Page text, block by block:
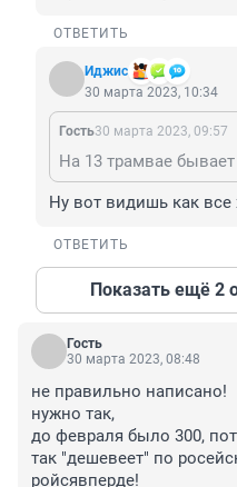
ОТВЕТИТЬ
Иджис
30 марта 2023, 10:34
Гость30 марта 2023, 09:57
Ну вот видишь как все
ОТВЕТИТЬ
Показать ещё 2
Гость
30 марта 2023, 08:48
не правильно написано!
нужно так,
до февраля было 300,
так "дешевеет" по
ройсявперде!